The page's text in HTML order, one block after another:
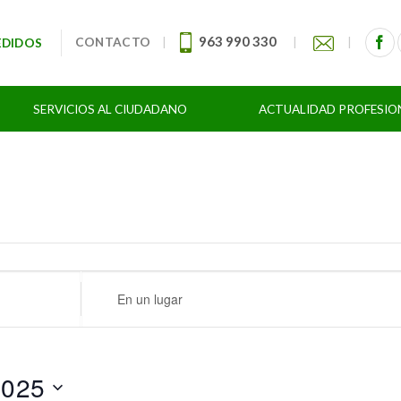
CONTACTO | 963 990 330 | |
SERVICIOS AL CIUDADANO ACTUALIDAD
Ingresa
Busca